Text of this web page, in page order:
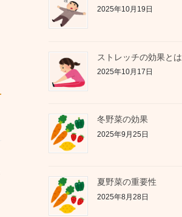
2025年10月19日
ストレッチの効果とは
2025年10月17日
冬野菜の効果
2025年9月25日
夏野菜の重要性
2025年8月28日